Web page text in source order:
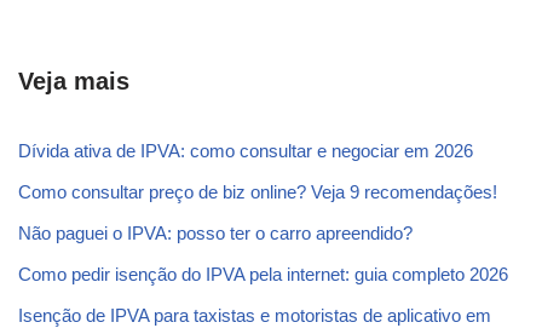
Veja mais
Dívida ativa de IPVA: como consultar e negociar em 2026
Como consultar preço de biz online? Veja 9 recomendações!
Não paguei o IPVA: posso ter o carro apreendido?
Como pedir isenção do IPVA pela internet: guia completo 2026
Isenção de IPVA para taxistas e motoristas de aplicativo em